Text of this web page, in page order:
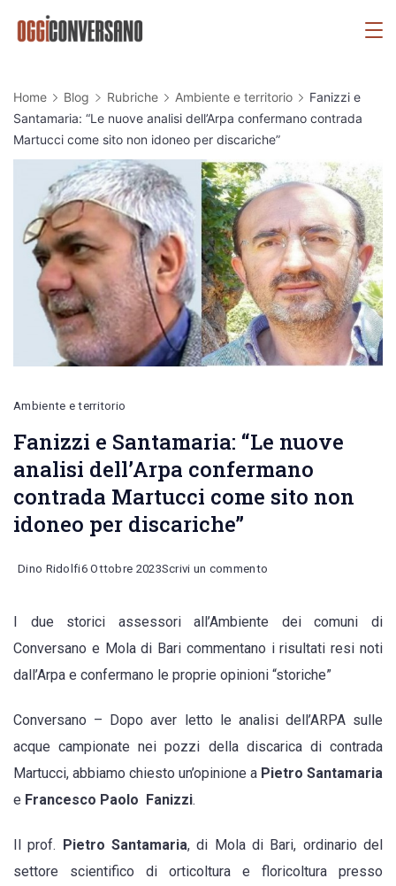
Home Blog Rubriche Ambiente e territorio
Fanizzi e
Santamaria: “Le nuove analisi dell’Arpa confermano contrada
Martucci come sito non idoneo per discariche”
Ambiente e territorio
Fanizzi e Santamaria: “Le nuove
analisi dell’Arpa confermano
contrada Martucci come sito non
idoneo per discariche”
Dino Ridolfi6 Ottobre 2023Scrivi un commento
e
Santamaria:
“Le
analisi
dell’Arpa
confermano
I due storici assessori all’Ambiente dei comuni di
Conversano e Mola di Bari commentano i risultati resi noti
dall’Arpa e confermano le proprie opinioni “storiche”
Conversano – Dopo aver letto le analisi dell’ARPA sulle
acque campionate nei pozzi della discarica di contrada
Martucci, abbiamo chiesto un’opinione a Pietro Santamaria
e Francesco Paolo Fanizzi.
Il prof. Pietro Santamaria, di Mola di Bari, ordinario del
settore scientifico di orticoltura e floricoltura presso